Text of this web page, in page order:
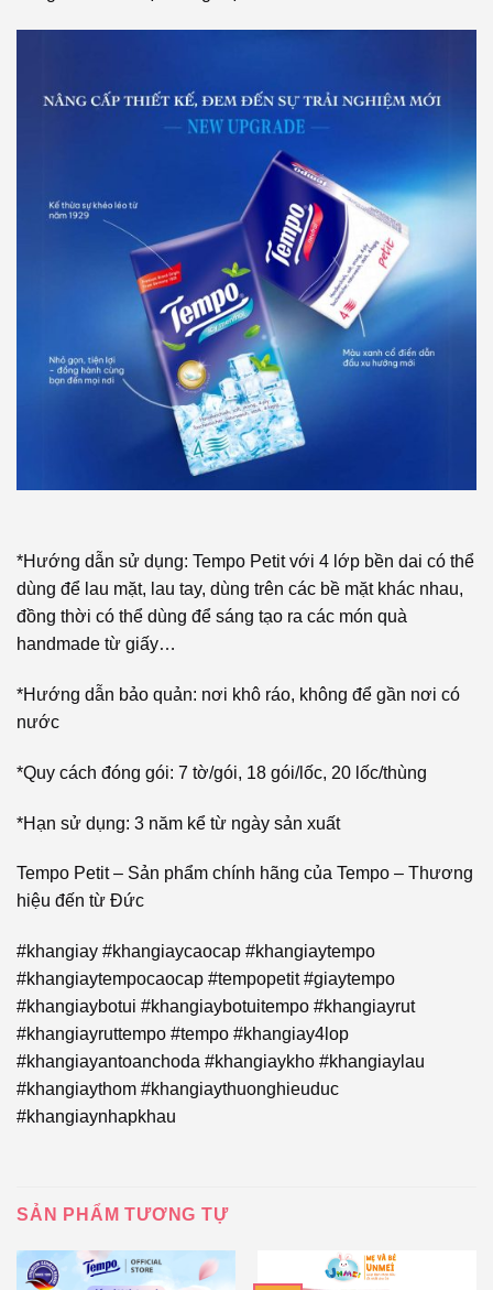
*Hướng dẫn sử dụng: Tempo Petit với 4 lớp bền dai có thể
dùng để lau mặt, lau tay, dùng trên các bề mặt khác nhau,
đồng thời có thể dùng để sáng tạo ra các món quà
handmade từ giấy…
*Hướng dẫn bảo quản: nơi khô ráo, không để gần nơi có
nước
*Quy cách đóng gói: 7 tờ/gói, 18 gói/lốc, 20 lốc/thùng
*Hạn sử dụng: 3 năm kể từ ngày sản xuất
Tempo Petit – Sản phẩm chính hãng của Tempo – Thương
hiệu đến từ Đức
#khangiay #khangiaycaocap #khangiaytempo
#khangiaytempocaocap #tempopetit #giaytempo
#khangiaybotui #khangiaybotuitempo #khangiayrut
#khangiayruttempo #tempo #khangiay4lop
#khangiayantoanchoda #khangiaykho #khangiaylau
#khangiaythom #khangiaythuonghieuduc
#khangiaynhapkhau
SẢN PHẨM TƯƠNG TỰ